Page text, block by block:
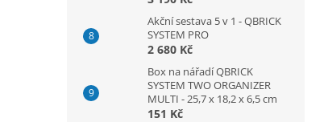
Akční sestava 5 v 1 - QBRICK
SYSTEM PRO
2 680 Kč
Box na nářadí QBRICK
SYSTEM TWO ORGANIZER
MULTI - 25,7 x 18,2 x 6,5 cm
151 Kč